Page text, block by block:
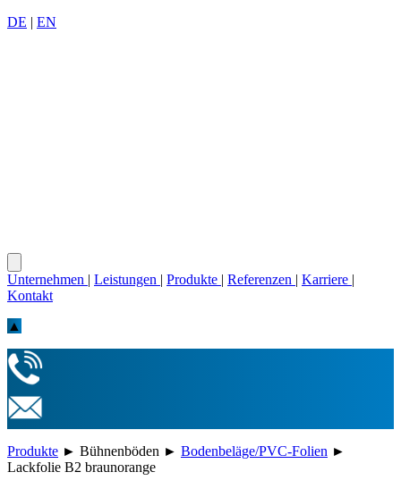
DE | EN
Unternehmen | Leistungen | Produkte | Referenzen | Karriere |
Kontakt
▲
Produkte ► Bühnenböden ► Bodenbeläge/PVC-Folien ►
Lackfolie B2 braunorange